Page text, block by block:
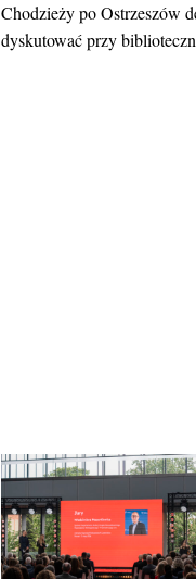
Chodzieży po Ostrzeszów
dyskutować przy